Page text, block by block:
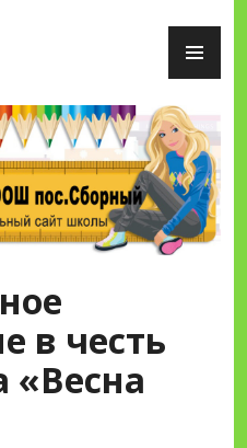
пос.Сборный
в честь
«Весна